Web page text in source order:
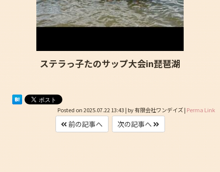
ステラっ子たのサップ大会in琵琶湖
Posted on2025.07.22 13:43| by有限会社ワンデイズ| Perma Link
前の記事へ 次の記事へ